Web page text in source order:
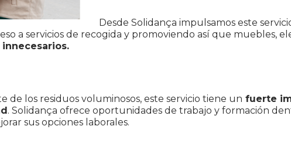
Desde Solidança impulsamos este
a servicios de recogida y promoviendo así que muebles,
de los residuos voluminosos, este servicio tiene un fuerte
. Solidança ofrece oportunidades de trabajo y formación
sus opciones laborales.